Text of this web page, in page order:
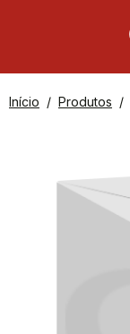
Início Produtos